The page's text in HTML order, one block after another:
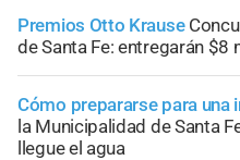
Premios Otto Krause
de Santa Fe: entregarán
Cómo prepararse para una
la Municipalidad de Santa
llegue el agua